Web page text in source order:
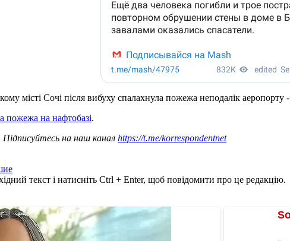
місті Сочі після вибуху спалахнула пожежа неподалік аеропорту -
пожежа на нафтобазі.
Підписуйтесь на наш канал https://t.me/korrespondentnet
текст і натисніть Ctrl + Enter, щоб повідомити про це редакцію.